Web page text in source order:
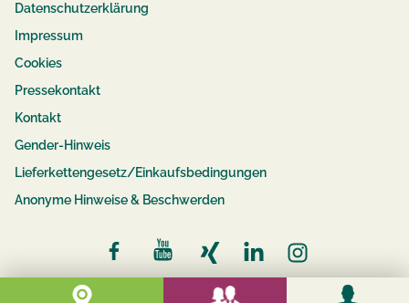
Datenschutzerklärung
Impressum
Cookies
Pressekontakt
Kontakt
Gender-Hinweis
Lieferkettengesetz/Einkaufsbedingungen
Anonyme Hinweise & Beschwerden